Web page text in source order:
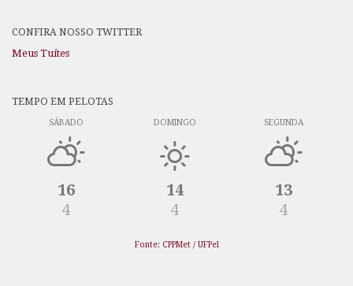
CONFIRA NOSSO TWITTER
Meus Tuítes
TEMPO EM PELOTAS
SÁBADO
16
4
DOMINGO
14
4
SEGUNDA
13
4
Fonte: CPPMet / UFPel